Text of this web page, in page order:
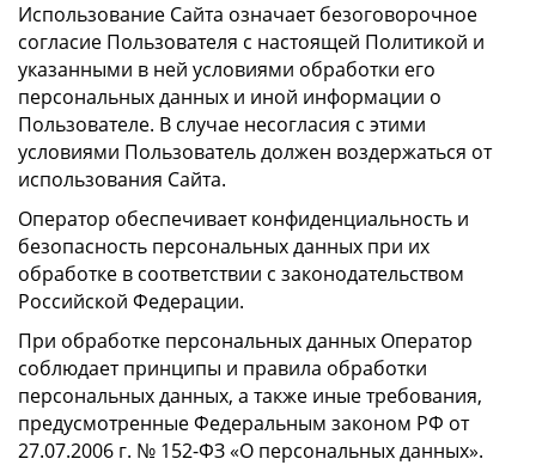
Использование Сайта означает безоговорочное
согласие Пользователя с настоящей Политикой и
указанными в ней условиями обработки его
персональных данных и иной информации о
Пользователе. В случае несогласия с этими
условиями Пользователь должен воздержаться от
использования Сайта.
Оператор обеспечивает конфиденциальность и
безопасность персональных данных при их
обработке в соответствии с законодательством
Российской Федерации.
При обработке персональных данных Оператор
соблюдает принципы и правила обработки
персональных данных, а также иные требования,
предусмотренные Федеральным законом РФ от
27.07.2006 г. № 152-ФЗ «О персональных данных».